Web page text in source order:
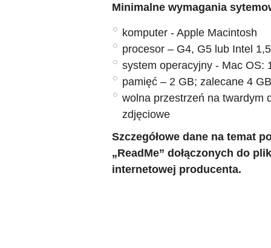
Minimalne wymagania
komputer - Apple Macintosh
procesor – G4, G5 lub Intel
system operacyjny - Mac OS:
pamięć – 2 GB; zalecane 4 GB
wolna przestrzeń na twardym
zdjęciowe
Szczegółowe dane na temat
„ReadMe” dołączonych do
internetowej producenta.